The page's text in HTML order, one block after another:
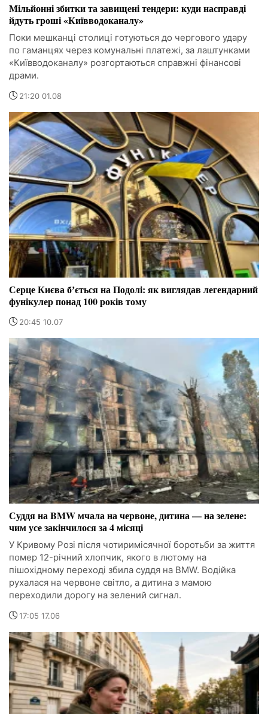
Мільйонні збитки та завищені тендери: куди насправді
йдуть гроші «Київводоканалу»
Поки мешканці столиці готуються до чергового удару
по гаманцях через комунальні платежі, за лаштунками
«Київводоканалу» розгортаються справжні фінансові
драми.
21:20 01.08
Серце Києва бʼється на Подолі: як виглядав легендарний
фунікулер понад 100 років тому
20:45 10.07
Суддя на BMW мчала на червоне, дитина — на зелене:
чим усе закінчилося за 4 місяці
У Кривому Розі після чотиримісячної боротьби за життя
помер 12-річний хлопчик, якого в лютому на
пішохідному переході збила суддя на BMW. Водійка
рухалася на червоне світло, а дитина з мамою
переходили дорогу на зелений сигнал.
17:05 17.06